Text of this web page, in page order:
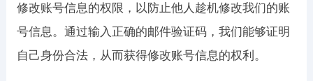
修改账号信息的权限，以防止他人趁机修改我们的账
号信息。通过输入正确的邮件验证码，我们能够证明
自己身份合法，从而获得修改账号信息的权利。